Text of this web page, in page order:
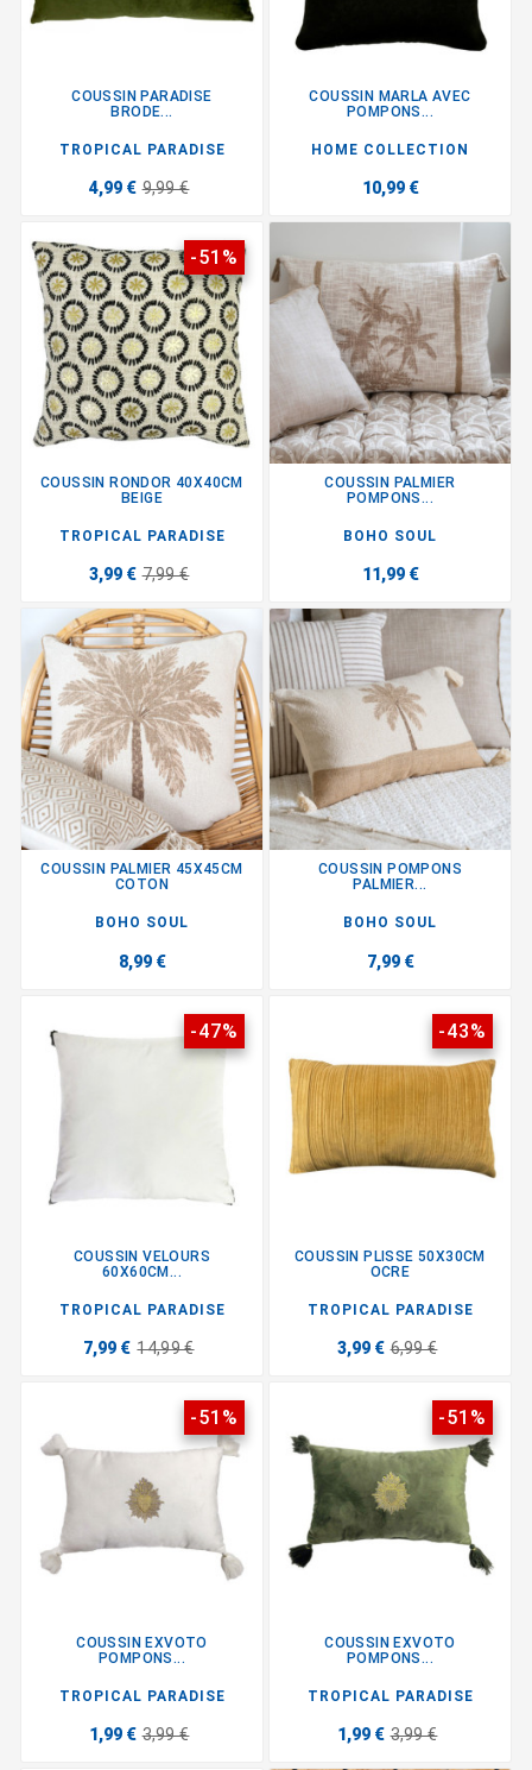
COUSSIN PARADISE
BRODE...
TROPICAL PARADISE
4,99 € 9,99 €
COUSSIN MARLA AVEC
POMPONS...
HOME COLLECTION
10,99 €
-51%
COUSSIN RONDOR 40X40CM
BEIGE
TROPICAL PARADISE
3,99 € 7,99 €
COUSSIN PALMIER
POMPONS...
BOHO SOUL
11,99 €
COUSSIN PALMIER 45X45CM
COTON
BOHO SOUL
8,99 €
COUSSIN POMPONS
PALMIER...
BOHO SOUL
7,99 €
-47%
COUSSIN VELOURS
60X60CM...
TROPICAL PARADISE
7,99 € 14,99 €
-43%
COUSSIN PLISSE 50X30CM
OCRE
TROPICAL PARADISE
3,99 € 6,99 €
-51%
COUSSIN EXVOTO
POMPONS...
TROPICAL PARADISE
1,99 € 3,99 €
-51%
COUSSIN EXVOTO
POMPONS...
TROPICAL PARADISE
1,99 € 3,99 €